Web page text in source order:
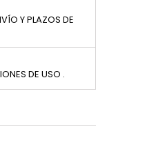
Y PLAZOS DE
DE USO .